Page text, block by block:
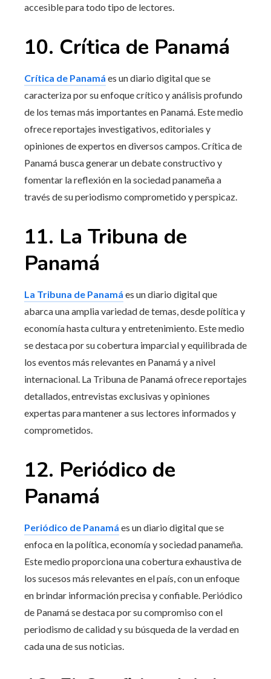
accesible para todo tipo de lectores.
10. Crítica de Panamá
Crítica de Panamá es un diario digital que se
caracteriza por su enfoque crítico y análisis profundo
de los temas más importantes en Panamá. Este medio
ofrece reportajes investigativos, editoriales y
opiniones de expertos en diversos campos. Crítica de
Panamá busca generar un debate constructivo y
fomentar la reflexión en la sociedad panameña a
través de su periodismo comprometido y perspicaz.
11. La Tribuna de
Panamá
La Tribuna de Panamá es un diario digital que
abarca una amplia variedad de temas, desde política y
economía hasta cultura y entretenimiento. Este medio
se destaca por su cobertura imparcial y equilibrada de
los eventos más relevantes en Panamá y a nivel
internacional. La Tribuna de Panamá ofrece reportajes
detallados, entrevistas exclusivas y opiniones
expertas para mantener a sus lectores informados y
comprometidos.
12. Periódico de
Panamá
Periódico de Panamá es un diario digital que se
enfoca en la política, economía y sociedad panameña.
Este medio proporciona una cobertura exhaustiva de
los sucesos más relevantes en el país, con un enfoque
en brindar información precisa y confiable. Periódico
de Panamá se destaca por su compromiso con el
periodismo de calidad y su búsqueda de la verdad en
cada una de sus noticias.